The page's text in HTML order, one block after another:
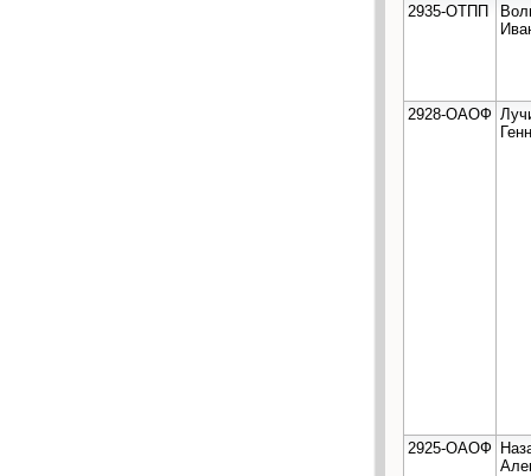
2935-ОТПП
2928-ОАОФ
2925-ОАОФ